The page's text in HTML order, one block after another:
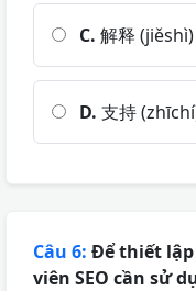
C. 解释 (jiěshì)
D. 支持
Câu 6: Để thiết lập
viên SEO cần sử